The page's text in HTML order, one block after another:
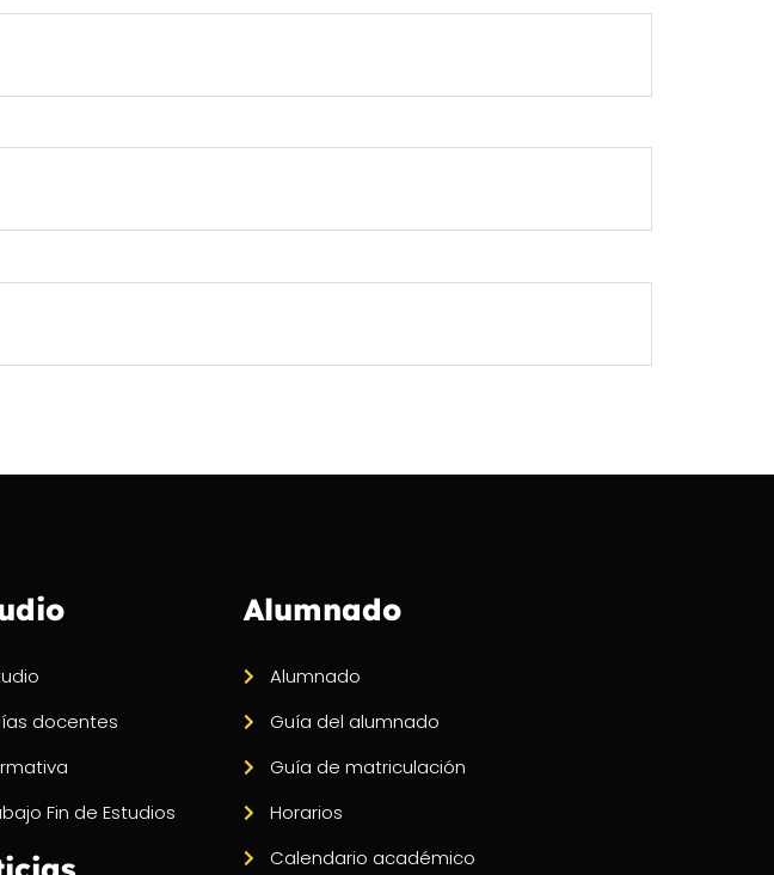
docentes
Fin de Estudios
Alumnado
Alumnado
Guía del alumnado
Guía de matriculación
Horarios
Calendario académico